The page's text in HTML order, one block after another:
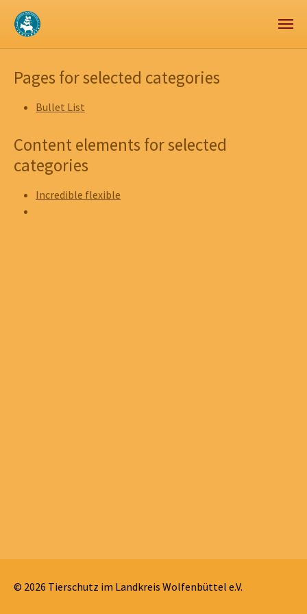
Zum Hauptinhalt springen
Skip to page footer
Pages for selected categories
Bullet List
Content elements for selected
categories
Incredible flexible
© 2026 Tierschutz im Landkreis Wolfenbüttel e.V.